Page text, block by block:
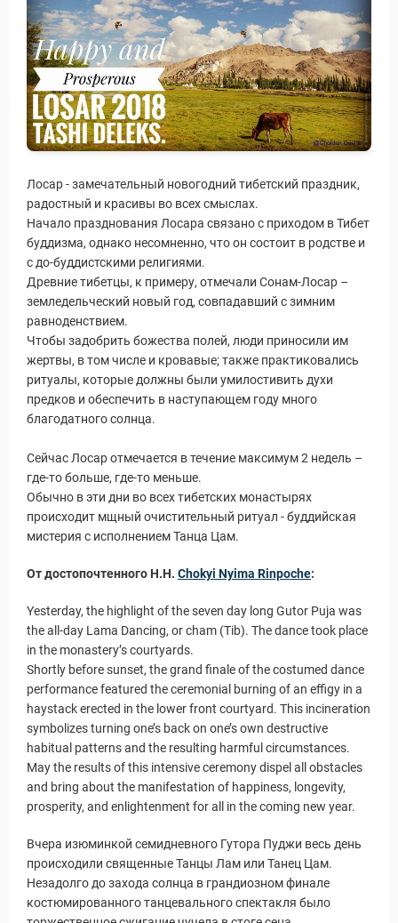
Туры
Статьи
Лосар - замечательный новогодний тибетский праздник,
радостный и красивы во всех смыслах.
Начало празднования Лосара связано с приходом в Тибет
буддизма, однако несомненно, что он состоит в родстве и
с до-буддистскими религиями.
Древние тибетцы, к примеру, отмечали Сонам-Лосар –
земледельческий новый год, совпадавший с зимним
равноденствием.
Чтобы задобрить божества полей, люди приносили им
жертвы, в том числе и кровавые; также практиковались
ритуалы, которые должны были умилостивить духи
предков и обеспечить в наступающем году много
благодатного солнца.
Сейчас Лосар отмечается в течение максимум 2 недель –
где-то больше, где-то меньше.
Обычно в эти дни во всех тибетских монастырях
происходит мщный очистительный ритуал - буддийская
мистерия с исполнением Танца Цам.
От достопочтенного H.H. Chokyi Nyima Rinpoche:
Yesterday, the highlight of the seven day long Gutor Puja was
the all-day Lama Dancing, or cham (Tib). The dance took place
in the monastery’s courtyards.
Shortly before sunset, the grand finale of the costumed dance
performance featured the ceremonial burning of an effigy in a
haystack erected in the lower front courtyard. This incineration
symbolizes turning one’s back on one’s own destructive
habitual patterns and the resulting harmful circumstances.
May the results of this intensive ceremony dispel all obstacles
and bring about the manifestation of happiness, longevity,
prosperity, and enlightenment for all in the coming new year.
Вчера изюминкой семидневного Гутора Пуджи весь день
происходили священные Танцы Лам или Танец Цам.
Незадолго до захода солнца в грандиозном финале
костюмированного танцевального спектакля было